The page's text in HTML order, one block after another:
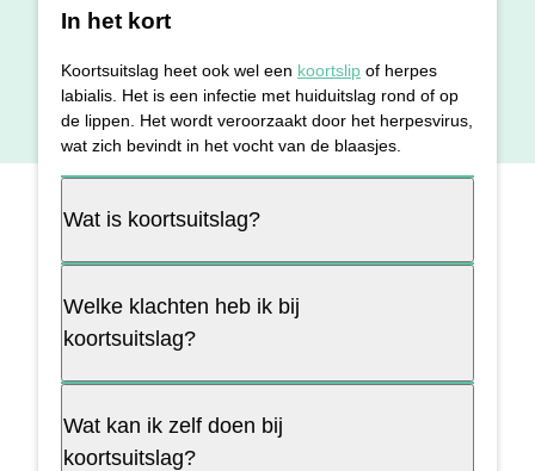
In het kort
Koortsuitslag heet ook wel een koortslip of herpes
labialis. Het is een infectie met huiduitslag rond of op
de lippen. Het wordt veroorzaakt door het herpesvirus,
wat zich bevindt in het vocht van de blaasjes.
Wat is koortsuitslag?
Welke klachten heb ik bij
koortsuitslag?
Wat kan ik zelf doen bij
koortsuitslag?